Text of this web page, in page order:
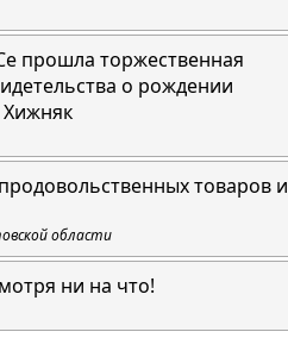
прошла торжественная
о рождении
товаров и
области
ни на что!